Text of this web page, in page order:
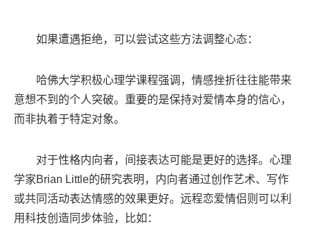
如果遭遇拒绝，可以尝试这些方法调整心态：
哈佛大学积极心理学课程强调，情感挫折往往能带来
意想不到的个人突破。重要的是保持对爱情本身的信心，
而非执着于特定对象。
对于性格内向者，间接表达可能是更好的选择。心理
学家Brian Little的研究表明，内向者通过创作艺术、写作
或共同活动表达情感的效果更好。远程恋爱情侣则可以利
用科技创造同步体验，比如：